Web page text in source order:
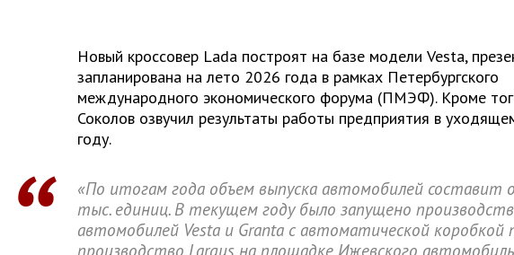
Новый кроссовер Lada построят на базе модели Vesta,
запланирована на лето 2026 года в рамках Петербургского
международного экономического форума (ПМЭФ). Кроме
Соколов озвучил результаты работы предприятия в
году.
«По итогам года объем выпуска автомобилей составит
тыс. единиц. В текущем году было запущено
автомобилей Vesta и Granta с автоматической коробкой
производство Largus на площадке Ижевского